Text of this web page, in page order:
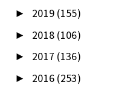
► 2019 (155)
► 2018 (106)
► 2017 (136)
► 2016 (253)